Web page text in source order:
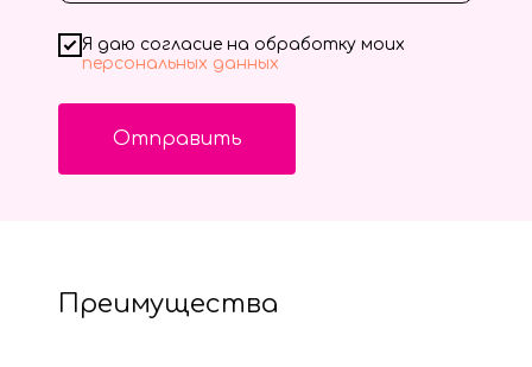
Я даю согласие на обработку моих
персональных данных
Отправить
Преимущества